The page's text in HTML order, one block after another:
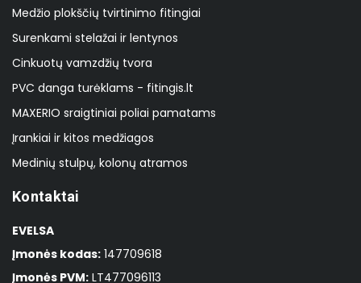
Medžio plokščių tvirtinimo fitingiai
Surenkami stelažai ir lentynos
Cinkuotų vamzdžių tvora
PVC danga turėklams - fitingis.lt
MAXERIO sraigtiniai poliai pamatams
Įrankiai ir kitos medžiagos
Medinių stulpų, kolonų atramos
Kontaktai
EVELSA
Įmonės kodas: 147709618
Įmonės PVM: LT477096113